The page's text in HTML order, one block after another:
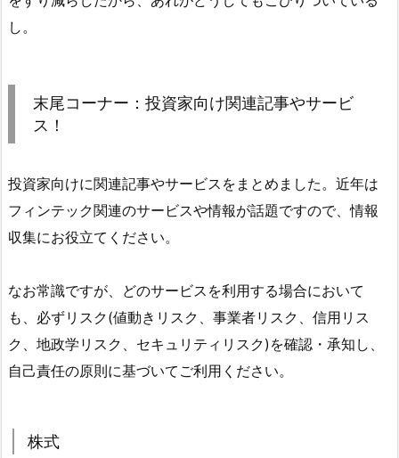
し。
末尾コーナー：投資家向け関連記事やサービ
ス！
投資家向けに関連記事やサービスをまとめました。近年は
フィンテック関連のサービスや情報が話題ですので、情報
収集にお役立てください。
なお常識ですが、どのサービスを利用する場合において
も、必ずリスク(値動きリスク、事業者リスク、信用リス
ク、地政学リスク、セキュリティリスク)を確認・承知し、
自己責任の原則に基づいてご利用ください。
株式